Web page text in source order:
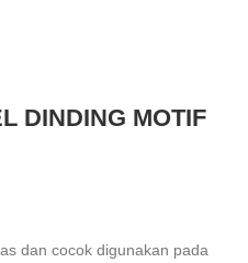
DINDING MOTIF
dan cocok digunakan pada